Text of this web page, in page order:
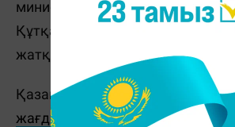
министрлігі өкілдеріоқиға
Құтқарушылар жеткен кезде
жатқан.
Қазақстанның Көлік
жағдайға байланысты